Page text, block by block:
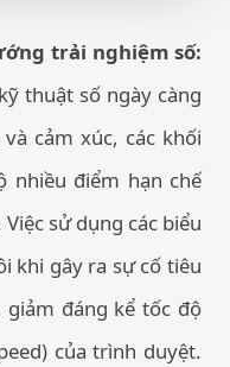
trải nghiệm số:
thuật số ngày càng
cảm xúc, các khối
nhiều điểm hạn chế
sử dụng các biểu
khi gây ra sự cố tiêu
đáng kể tốc độ
của trình duyệt.